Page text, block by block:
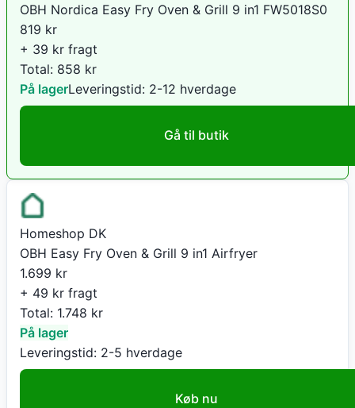
OBH Nordica Easy Fry Oven & Grill 9 in1 FW5018S0
819 kr
+ 39 kr fragt
Total: 858 kr
På lagerLeveringstid: 2-12 hverdage
Gå til butik
Homeshop DK
OBH Easy Fry Oven & Grill 9 in1 Airfryer
1.699 kr
+ 49 kr fragt
Total: 1.748 kr
På lager
Leveringstid: 2-5 hverdage
Køb nu